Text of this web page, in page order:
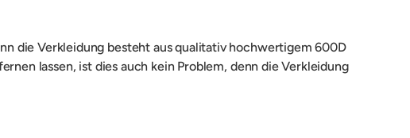
die Verkleidung besteht aus qualitativ hochwertigem 600D
lassen, ist dies auch kein Problem, denn die Verkleidung